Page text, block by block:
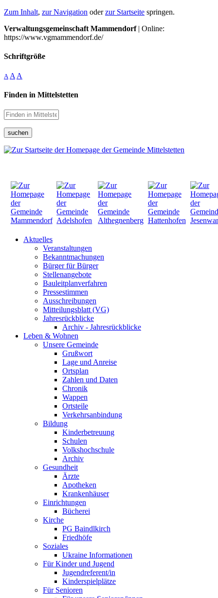
Zum Inhalt, zur Navigation oderzur Startseite springen.
Verwaltungsgemeinschaft Mammendorf| Online:
https://www.vgmammendorf.de/
Schriftgröße
A A A
Finden in Mittelstetten
suchen
Aktuelles
Veranstaltungen
Bekanntmachungen
Bürger für Bürger
Stellenangebote
Bauleitplanverfahren
Pressestimmen
Ausschreibungen
Mitteilungsblatt (VG)
Jahresrückblicke
Archiv - Jahresrückblicke
Leben & Wohnen
Unsere Gemeinde
Grußwort
Lage und Anreise
Ortsplan
Zahlen und Daten
Chronik
Wappen
Ortsteile
Verkehrsanbindung
Bildung
Kinderbetreuung
Schulen
Volkshochschule
Archiv
Gesundheit
Ärzte
Apotheken
Krankenhäuser
Einrichtungen
Bücherei
Kirche
PG Baindlkirch
Friedhöfe
Soziales
Ukraine Informationen
Für Kinder und Jugend
Jugendreferent/in
Kinderspielplätze
Für Senioren